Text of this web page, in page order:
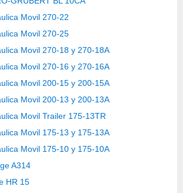
Movil 270-22
Movil 270-25
Movil 270-18 y 270-18A
Movil 270-16 y 270-16A
Movil 200-15 y 200-15A
Movil 200-13 y 200-13A
Movil Trailer 175-13TR
Movil 175-13 y 175-13A
Movil 175-10 y 175-10A
A314
HR 15